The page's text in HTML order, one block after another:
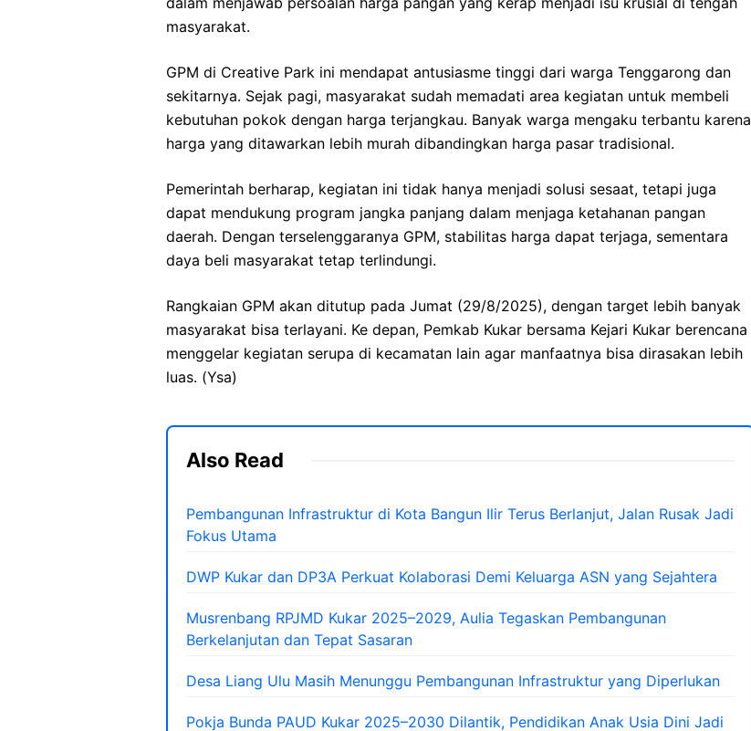
masyarakat.
GPM di Creative Park ini mendapat antusiasme tinggi dari warga Tenggarong dan
sekitarnya. Sejak pagi, masyarakat sudah memadati area kegiatan untuk membeli
kebutuhan pokok dengan harga terjangkau. Banyak warga mengaku terbantu karena
harga yang ditawarkan lebih murah dibandingkan harga pasar tradisional.
Pemerintah berharap, kegiatan ini tidak hanya menjadi solusi sesaat, tetapi juga
dapat mendukung program jangka panjang dalam menjaga ketahanan pangan
daerah. Dengan terselenggaranya GPM, stabilitas harga dapat terjaga, sementara
daya beli masyarakat tetap terlindungi.
Rangkaian GPM akan ditutup pada Jumat (29/8/2025), dengan target lebih banyak
masyarakat bisa terlayani. Ke depan, Pemkab Kukar bersama Kejari Kukar berencana
menggelar kegiatan serupa di kecamatan lain agar manfaatnya bisa dirasakan lebih
luas. (Ysa)
Also Read
Pembangunan Infrastruktur di Kota Bangun Ilir Terus Berlanjut, Jalan Rusak Jadi
Fokus Utama
DWP Kukar dan DP3A Perkuat Kolaborasi Demi Keluarga ASN yang Sejahtera
Musrenbang RPJMD Kukar 2025–2029, Aulia Tegaskan Pembangunan
Berkelanjutan dan Tepat Sasaran
Desa Liang Ulu Masih Menunggu Pembangunan Infrastruktur yang Diperlukan
Pokja Bunda PAUD Kukar 2025–2030 Dilantik, Pendidikan Anak Usia Dini Jadi